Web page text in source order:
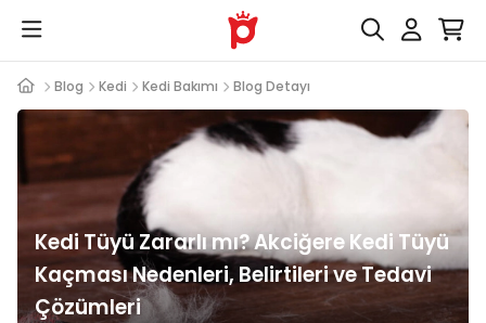
Blog Kedi Kedi Bakımı Blog Detayı
Kedi Tüyü Zararlı mı? Akciğere Kedi Tüyü
Kaçması Nedenleri, Belirtileri ve Tedavi
Çözümleri